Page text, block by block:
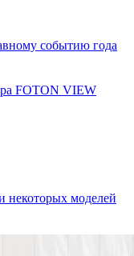
событию года
FOTON VIEW
некоторых моделей